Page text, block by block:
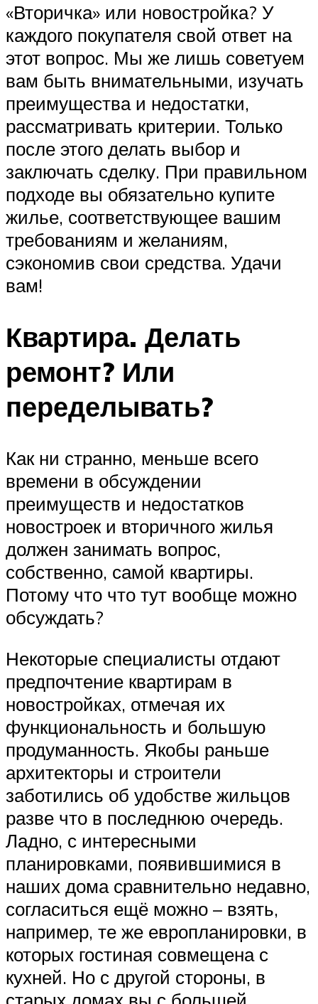
«Вторичка» или новостройка? У
каждого покупателя свой ответ на
этот вопрос. Мы же лишь советуем
вам быть внимательными, изучать
преимущества и недостатки,
рассматривать критерии. Только
после этого делать выбор и
заключать сделку. При правильном
подходе вы обязательно купите
жилье, соответствующее вашим
требованиям и желаниям,
сэкономив свои средства. Удачи
вам!
Квартира. Делать
ремонт? Или
переделывать?
Как ни странно, меньше всего
времени в обсуждении
преимуществ и недостатков
новостроек и вторичного жилья
должен занимать вопрос,
собственно, самой квартиры.
Потому что что тут вообще можно
обсуждать?
Некоторые специалисты отдают
предпочтение квартирам в
новостройках, отмечая их
функциональность и большую
продуманность. Якобы раньше
архитекторы и строители
заботились об удобстве жильцов
разве что в последнюю очередь.
Ладно, с интересными
планировками, появившимися в
наших дома сравнительно недавно,
согласиться ещё можно – взять,
например, те же европланировки, в
которых гостиная совмещена с
кухней. Но с другой стороны, в